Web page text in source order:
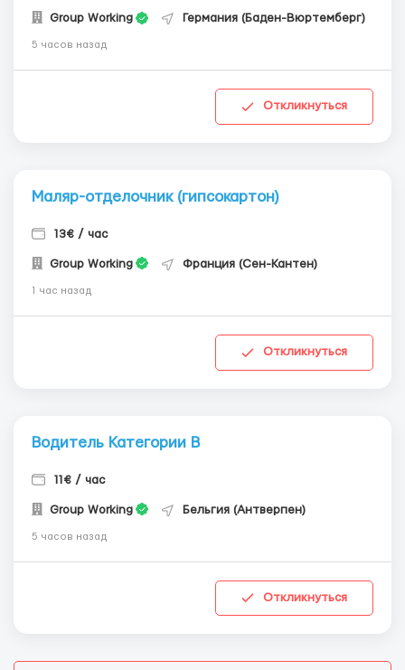
Group Working Германия (Баден-Вюртемберг)
5 часов назад
Откликнуться
Маляр-отделочник (гипсокартон)
13€ / час
Group Working Франция (Сен-Кантен)
1 час назад
Откликнуться
Водитель Категории В
11€ / час
Group Working Бельгия (Антверпен)
5 часов назад
Откликнуться